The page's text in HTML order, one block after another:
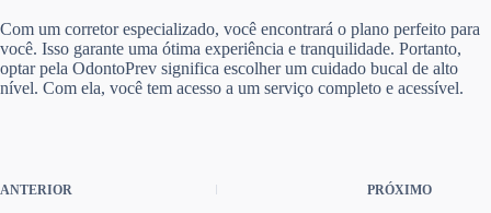
Com um corretor especializado, você encontrará o plano perfeito para
você. Isso garante uma ótima experiência e tranquilidade. Portanto,
optar pela OdontoPrev significa escolher um cuidado bucal de alto
nível. Com ela, você tem acesso a um serviço completo e acessível.
ANTERIOR PRÓXIMO